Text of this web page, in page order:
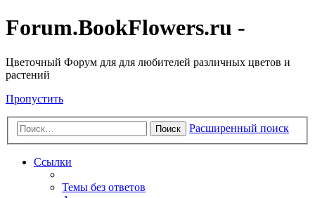
Forum.BookFlowers.ru -
Цветочный Форум для для любителей различных цветов и
растений
Пропустить
Поиск Расширенный поиск
Ссылки
Темы без ответов